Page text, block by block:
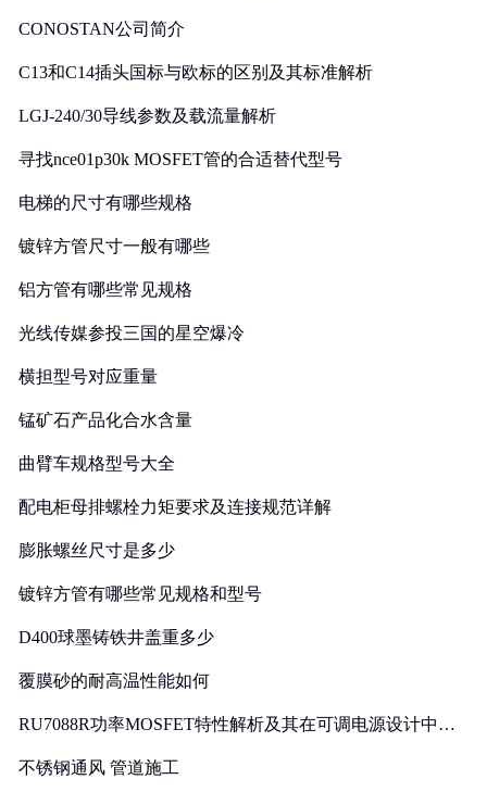
CONOSTAN公司简介
C13和C14插头国标与欧标的区别及其标准解析
LGJ-240/30导线参数及载流量解析
寻找nce01p30k MOSFET管的合适替代型号
电梯的尺寸有哪些规格
镀锌方管尺寸一般有哪些
铝方管有哪些常见规格
光线传媒参投三国的星空爆冷
横担型号对应重量
锰矿石产品化合水含量
曲臂车规格型号大全
配电柜母排螺栓力矩要求及连接规范详解
膨胀螺丝尺寸是多少
镀锌方管有哪些常见规格和型号
D400球墨铸铁井盖重多少
覆膜砂的耐高温性能如何
RU7088R功率MOSFET特性解析及其在可调电源设计中的
不锈钢通风 管道施工